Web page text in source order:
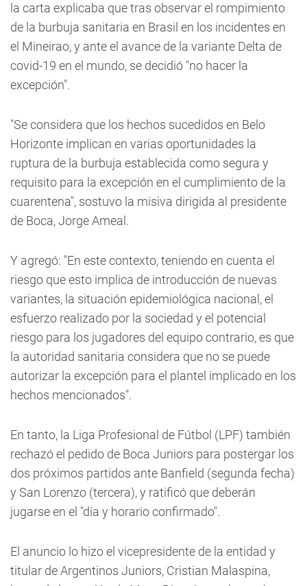
la carta explicaba que tras observar el rompimiento
de la burbuja sanitaria en Brasil en los incidentes en
el Mineirao, y ante el avance de la variante Delta de
covid-19 en el mundo, se decidió "no hacer la
excepción".
"Se considera que los hechos sucedidos en Belo
Horizonte implican en varias oportunidades la
ruptura de la burbuja establecida como segura y
requisito para la excepción en el cumplimiento de la
cuarentena", sostuvo la misiva dirigida al presidente
de Boca, Jorge Ameal.
Y agregó: "En este contexto, teniendo en cuenta el
riesgo que esto implica de introducción de nuevas
variantes, la situación epidemiológica nacional, el
esfuerzo realizado por la sociedad y el potencial
riesgo para los jugadores del equipo contrario, es que
la autoridad sanitaria considera que no se puede
autorizar la excepción para el plantel implicado en los
hechos mencionados".
En tanto, la Liga Profesional de Fútbol (LPF) también
rechazó el pedido de Boca Juniors para postergar los
dos próximos partidos ante Banfield (segunda fecha)
y San Lorenzo (tercera), y ratificó que deberán
jugarse en el "día y horario confirmado".
El anuncio lo hizo el vicepresidente de la entidad y
titular de Argentinos Juniors, Cristian Malaspina,